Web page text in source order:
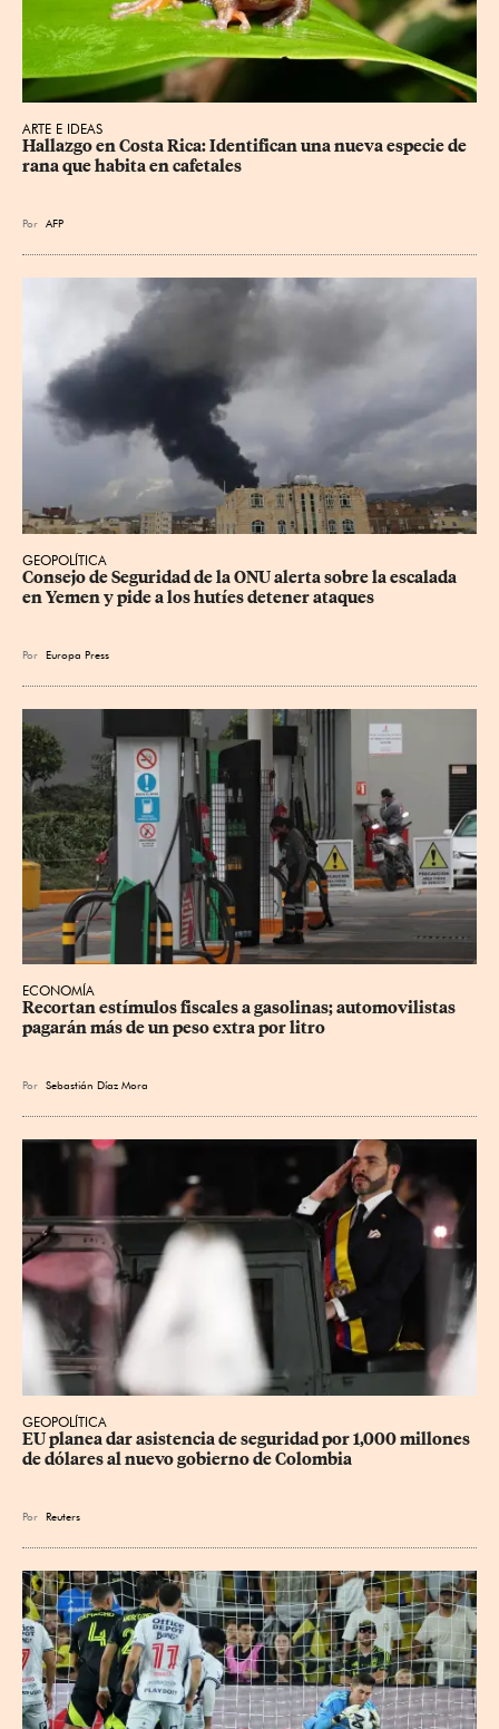
ARTE E IDEAS
Hallazgo en Costa Rica: Identifican una nueva especie de
rana que habita en cafetales
Por AFP
GEOPOLÍTICA
Consejo de Seguridad de la ONU alerta sobre la escalada
en Yemen y pide a los hutíes detener ataques
Por Europa Press
ECONOMÍA
Recortan estímulos fiscales a gasolinas; automovilistas
pagarán más de un peso extra por litro
Por Sebastián Díaz Mora
GEOPOLÍTICA
EU planea dar asistencia de seguridad por 1,000 millones
de dólares al nuevo gobierno de Colombia
Por Reuters